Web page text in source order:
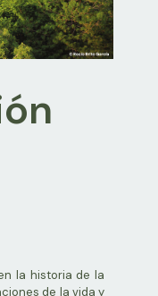
la historia de la
de la vida y